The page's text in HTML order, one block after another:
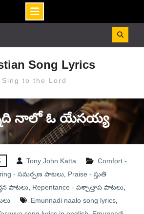
Song Lyrics
Sing to the Lord
నాలో ఓ యేసయ్య
Tony John Katta
Comfort -
- సమర్పణ పాటలు, Praise - స్తుతి
పాటలు, Repentance - పశ్చాత్తాప పాటలు,
Emunnadi naalo song lyrics,